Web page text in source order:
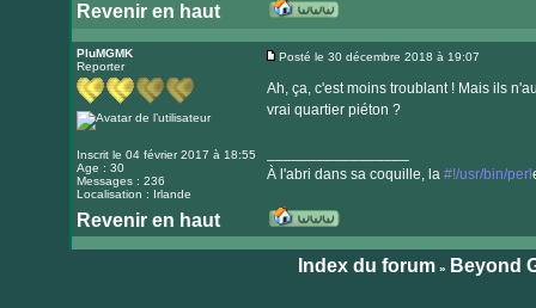
Revenir en haut
le
internet
PluMGMK
Reporter
Inscrit le 04 février 2017 à 18:55
Age : 30
Messages : 236
Localisation : Irlande
Posté le 30 décembre 2018 à 19:07
Ah, ça, c'est moins troublant ! Mais ils
vrai quartier piéton ?
À l'abri dans sa coquille, la #!/usr/bin/perl
Revenir en haut
Visiter
le
Index du forum» Beyond